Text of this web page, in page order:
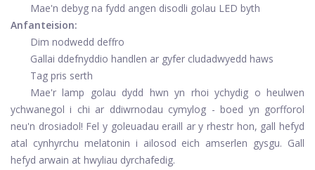
Mae'n debyg na fydd angen disodli golau LED byth
Anfanteision:
Dim nodwedd deffro
Gallai ddefnyddio handlen ar gyfer cludadwyedd haws
Tag pris serth
Mae'r lamp golau dydd hwn yn rhoi ychydig o heulwen
ychwanegol i chi ar ddiwrnodau cymylog - boed yn gorfforol
neu'n drosiadol! Fel y goleuadau eraill ar y rhestr hon, gall hefyd
atal cynhyrchu melatonin i ailosod eich amserlen gysgu. Gall
hefyd arwain at hwyliau dyrchafedig.